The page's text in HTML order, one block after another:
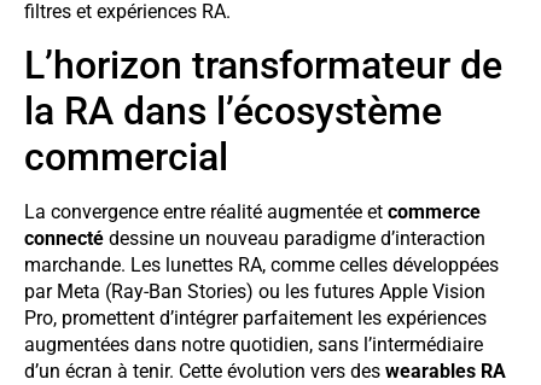
filtres et expériences RA.
L’horizon transformateur de
la RA dans l’écosystème
commercial
La convergence entre réalité augmentée et commerce
connecté dessine un nouveau paradigme d’interaction
marchande. Les lunettes RA, comme celles développées
par Meta (Ray-Ban Stories) ou les futures Apple Vision
Pro, promettent d’intégrer parfaitement les expériences
augmentées dans notre quotidien, sans l’intermédiaire
d’un écran à tenir. Cette évolution vers des wearables RA